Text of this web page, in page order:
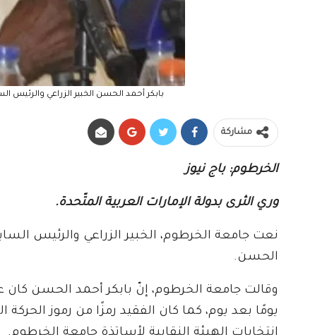
بابكر أحمد الحسن الخبير الزراعي والرئيس
مشاركة
الخرطوم: باج نيوز
وري الثرى بدولة الإمارات العربية المتّحدة.
نعت جامعة الخرطوم، الخبير الزراعي والرئيس
الحسن.
وقالت جامعة الخرطوم، إنّ بابكر أحمد الحسن كان
يومًا بعد يوم، كما كان الفقيد رمزًا من رموز